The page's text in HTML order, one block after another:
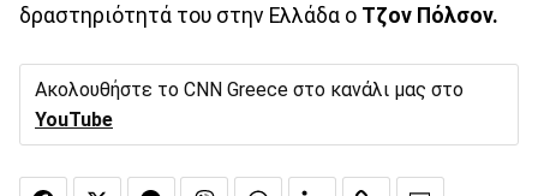
δραστηριότητά του στην Ελλάδα ο Τζον Πόλσον.
Ακολουθήστε το CNN Greece στο κανάλι μας στο
YouTube